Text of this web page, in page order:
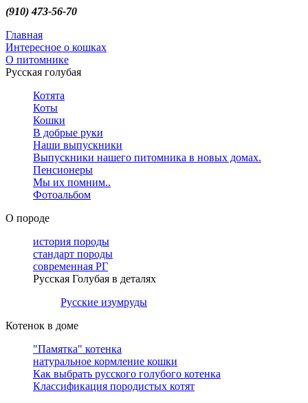
(910) 473-56-70
Главная
Интересное о кошках
О питомнике
Русская голубая
Котята
Коты
Кошки
В добрые руки
Наши выпускники
Выпускники нашего питомника в новых домах.
Пенсионеры
Мы их помним..
Фотоальбом
О породе
история породы
стандарт породы
современная РГ
Русская Голубая в деталях
Русские изумруды
Котенок в доме
"Памятка" котенка
натуральное кормление кошки
Как выбрать русского голубого котенка
Классификация породистых котят